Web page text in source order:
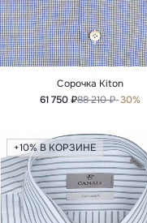
Сорочка Kiton
61 750 ₽88 210 ₽-30%
+10% В КОРЗИНЕ